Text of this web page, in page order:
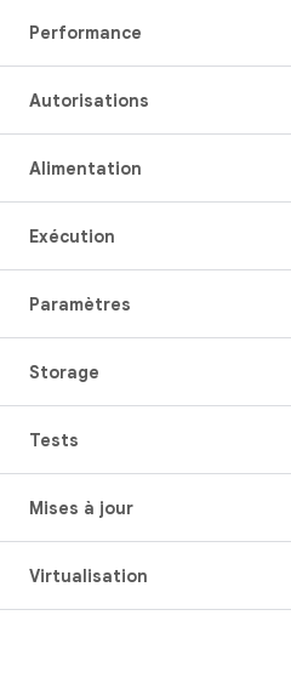
Performance
Autorisations
Alimentation
Exécution
Paramètres
Storage
Tests
Mises à jour
Virtualisation